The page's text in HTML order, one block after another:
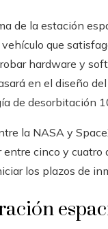
de la estación
que
hardware y
en el diseño
de desorbitación
la NASA y
cinco y
los plazos de